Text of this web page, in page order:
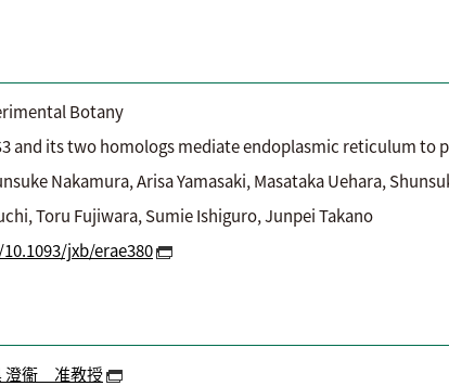
Botany
and its two homologs mediate endoplasmic reticulum
Nakamura, Arisa Yamasaki, Masataka Uehara,
Toru Fujiwara, Sumie Ishiguro, Junpei Takano
jxb/erae380
澄衞 准教授